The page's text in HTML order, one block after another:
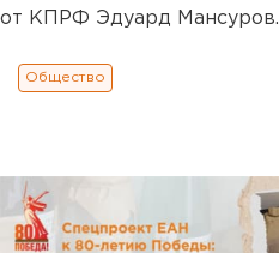
от КПРФ Эдуард Мансуров.
Общество